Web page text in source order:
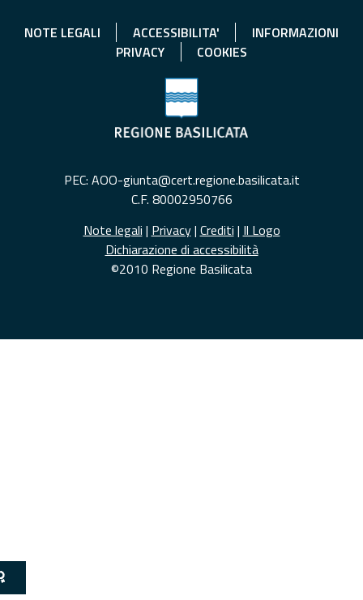
NOTE LEGALI ACCESSIBILITA'
INFORMAZIONI
PRIVACY
COOKIES
PEC: AOO-giunta@cert.regione.basilicata.it
C.F. 80002950766
Note legali | Privacy| Crediti | Il Logo
Dichiarazione di accessibilità
©2010 Regione Basilicata